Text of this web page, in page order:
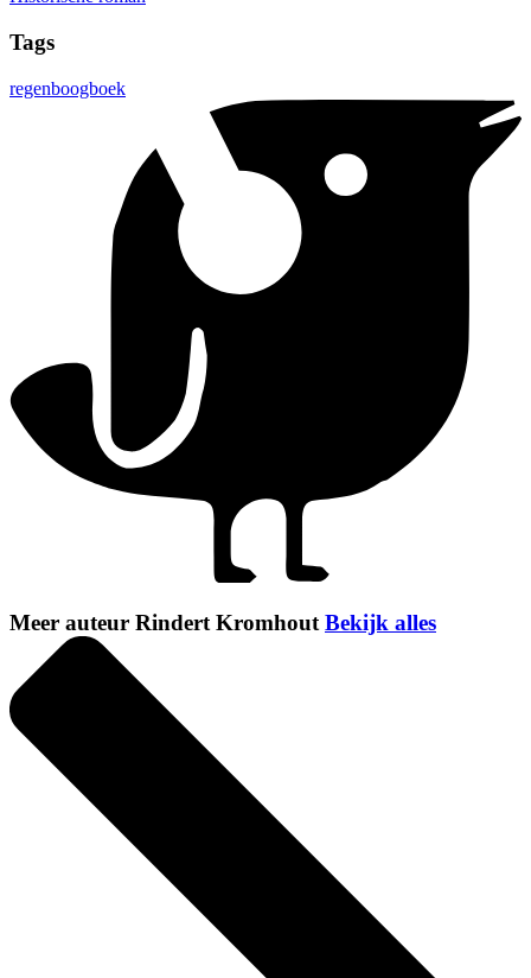
Tags
regenboogboek
Meer auteur Rindert Kromhout Bekijk alles